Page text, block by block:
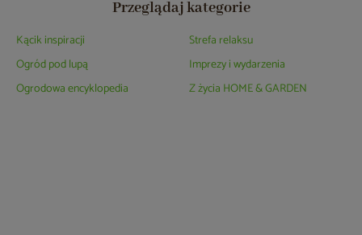
Przeglądaj kategorie
Kącik inspiracji
Ogród pod lupą
Ogrodowa encyklopedia
Strefa relaksu
Imprezy i wydarzenia
Z życia HOME & GARDEN